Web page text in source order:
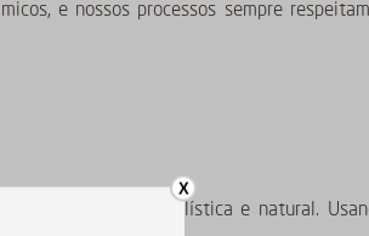
e nossos processos sempre
o corpo de forma holística e natural.
X